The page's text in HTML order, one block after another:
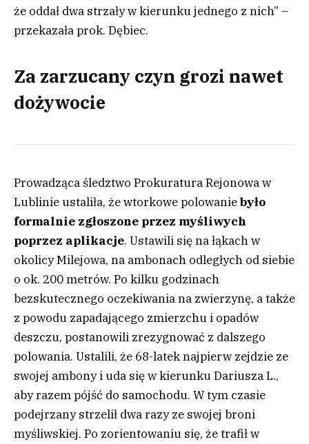
że oddał dwa strzały w kierunku jednego z nich” –
przekazała prok. Dębiec.
Za zarzucany czyn grozi nawet
dożywocie
Prowadząca śledztwo Prokuratura Rejonowa w
Lublinie ustaliła, że wtorkowe polowaniebyło
formalnie zgłoszone przez myśliwych
poprzez aplikacje. Ustawili się na łąkach w
okolicy Milejowa, na ambonach odległych od siebie
o ok. 200 metrów. Po kilku godzinach
bezskutecznego oczekiwania na zwierzynę, a także
z powodu zapadającego zmierzchu i opadów
deszczu, postanowili zrezygnować z dalszego
polowania. Ustalili, że 68-latek najpierw zejdzie ze
swojej ambony i uda się w kierunku Dariusza L.,
aby razem pójść do samochodu. W tym czasie
podejrzany strzelił dwa razy ze swojej broni
myśliwskiej. Po zorientowaniu się, że trafił w